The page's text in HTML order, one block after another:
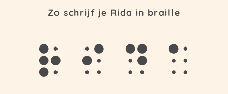
Zo schrijf je Rida in braille
r i d a